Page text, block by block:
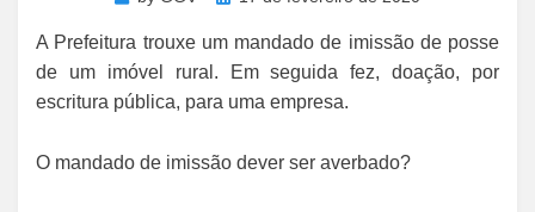
A Prefeitura trouxe um mandado de imissão de posse
de um imóvel rural. Em seguida fez, doação, por
escritura pública, para uma empresa.
O mandado de imissão dever ser averbado?